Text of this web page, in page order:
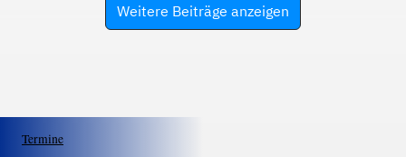
Weitere Beiträge anzeigen
Termine